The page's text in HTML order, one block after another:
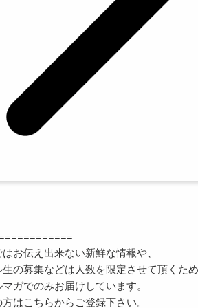
お伝え出来ない新鮮な情報や、
生の募集などは人数を限定させて頂くため
ガでのみお届けしています。
はこちらからご登録下さい。